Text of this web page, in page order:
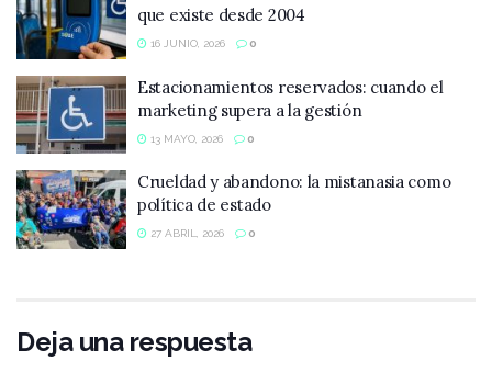
que existe desde 2004
16 JUNIO, 2026 0
Estacionamientos reservados: cuando el
marketing supera a la gestión
13 MAYO, 2026 0
Crueldad y abandono: la mistanasia como
política de estado
27 ABRIL, 2026 0
Deja una respuesta